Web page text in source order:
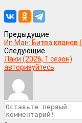
Предыдущие
Ип Ман: Битва кланов
Следующие
Лаки (2026, 1 сезон)
авторизуйтесь